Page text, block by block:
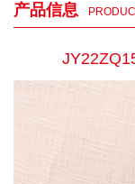
产品信息